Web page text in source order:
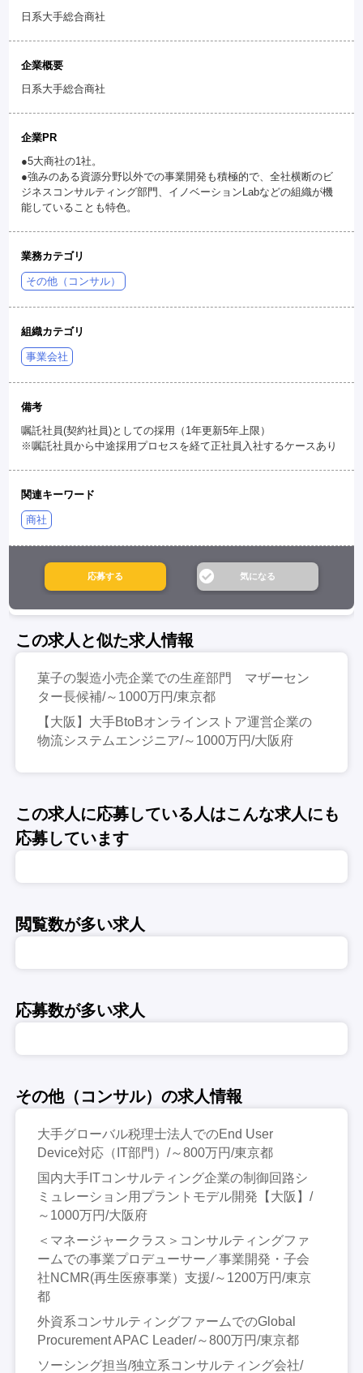
日系大手総合商社
企業概要
日系大手総合商社
企業PR
●5大商社の1社。
●強みのある資源分野以外での事業開発も積極的で、全社横断のビ
ジネスコンサルティング部門、イノベーションLabなどの組織が機
能していることも特色。
業務カテゴリ
その他（コンサル）
組織カテゴリ
事業会社
備考
嘱託社員(契約社員)としての採用（1年更新5年上限）
※嘱託社員から中途採用プロセスを経て正社員入社するケースあり
関連キーワード
商社
この求人と似た求人情報
菓子の製造小売企業での生産部門 マザーセン
ター長候補/～1000万円/東京都
【大阪】大手BtoBオンラインストア運営企業の
物流システムエンジニア/～1000万円/大阪府
この求人に応募している人はこんな求人にも
応募しています
閲覧数が多い求人
応募数が多い求人
その他（コンサル）の求人情報
大手グローバル税理士法人でのEnd User
Device対応（IT部門）/～800万円/東京都
国内大手ITコンサルティング企業の制御回路シ
ミュレーション用プラントモデル開発【大阪】/
～1000万円/大阪府
＜マネージャークラス＞コンサルティングファ
ームでの事業プロデューサー／事業開発・子会
社NCMR(再生医療事業）支援/～1200万円/東京
都
外資系コンサルティングファームでのGlobal
Procurement APAC Leader/～800万円/東京都
ソーシング担当/独立系コンサルティング会社/